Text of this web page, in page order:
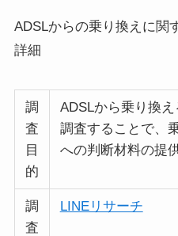
ADSLからの乗り換えに関
詳細
調
査
目
的
ADSLから乗り換
調査することで、
への判断材料の提
調
査
LINEリサーチ